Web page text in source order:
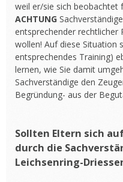
weil er/sie sich beobachtet
ACHTUNG
entsprechender rechtlicher
wollen! Auf diese Situation
entsprechendes Training)
lernen, wie Sie damit
Sachverständige den
Begründung- aus der
Sollten Eltern sich
durch die
Leichsenring-